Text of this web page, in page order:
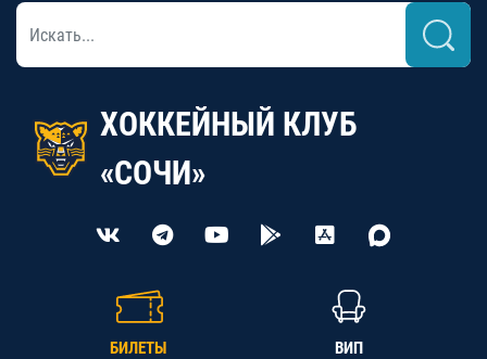
ХОККЕЙНЫЙ КЛУБ
«СОЧИ»
БИЛЕТЫ ВИП